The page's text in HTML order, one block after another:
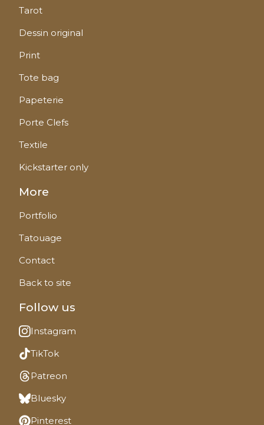
Tarot
Dessin original
Print
Tote bag
Papeterie
Porte Clefs
Textile
Kickstarter only
More
Portfolio
Tatouage
Contact
Back to site
Follow us
Instagram
TikTok
Patreon
Bluesky
Pinterest